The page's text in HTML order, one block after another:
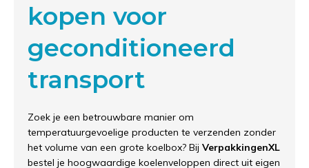
kopen voor
geconditioneerd
transport
Zoek je een betrouwbare manier om
temperatuurgevoelige producten te verzenden zonder
het volume van een grote koelbox? Bij VerpakkingenXL
bestel je hoogwaardige koelenveloppen direct uit eigen